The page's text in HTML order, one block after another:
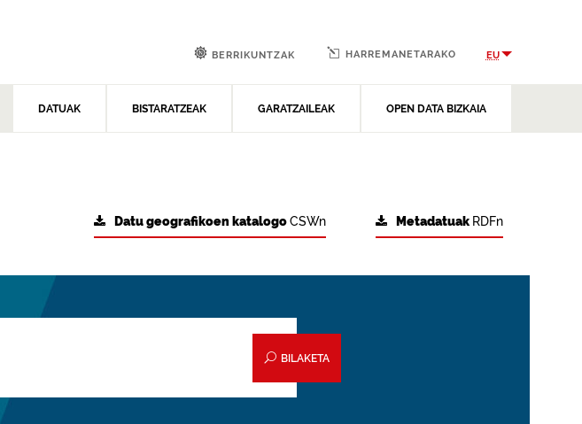
DATUAK BISTARATZEAK GARATZAILEAK OPEN DATA BIZKAIA
BERRIKUNTZAK HARREMANETARAKO EU
Metadatuak RDFn
Datu geografikoen katalogoCSWn
BILAKETA